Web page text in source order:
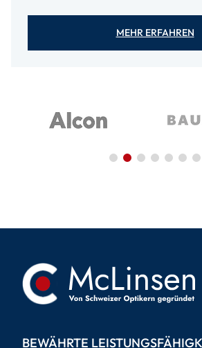
MEHR ERFAHREN
BEWÄHRTE